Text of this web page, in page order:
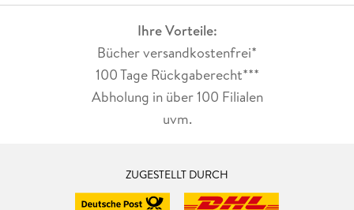
Ihre Vorteile:
Bücher versandkostenfrei*
100 Tage Rückgaberecht***
Abholung in über 100 Filialen
uvm.
ZUGESTELLT DURCH